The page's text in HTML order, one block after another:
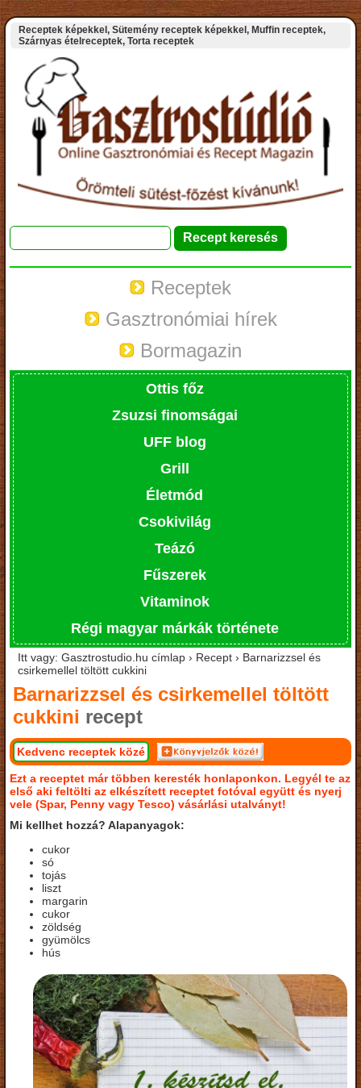
Receptek képekkel, Sütemény receptek képekkel, Muffin receptek,
Szárnyas ételreceptek, Torta receptek
Receptek
Gasztronómiai hírek
Bormagazin
Ottis főz
Zsuzsi finomságai
UFF blog
Grill
Életmód
Csokivilág
Teázó
Fűszerek
Vitaminok
Régi magyar márkák története
Itt vagy: Gasztrostudio.hu címlap › Recept › Barnarizzsel és
csirkemellel töltött cukkini
Barnarizzsel és csirkemellel töltött
cukkini recept
Kedvenc receptek közé
Ezt a receptet már többen keresték honlaponkon. Legyél te az
első aki feltölti az elkészített receptet fotóval együtt és nyerj
vele (Spar, Penny vagy Tesco) vásárlási utalványt!
Mi kellhet hozzá? Alapanyagok:
cukor
só
tojás
liszt
margarin
cukor
zöldség
gyümölcs
hús